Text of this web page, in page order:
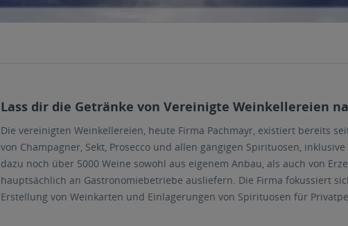
Lass dir die Getränke von Vereinigte Weinkellereien
Die vereinigten Weinkellereien, heute Firma Pachmayr, existiert bereits
von Champagner, Sekt, Prosecco und allen gängigen Spirituosen,
dazu noch über 5000 Weine sowohl aus eigenem Anbau, als auch von
hauptsächlich an Gastronomiebetriebe ausliefern. Die Firma fokussiert
Erstellung von Weinkarten und Einlagerungen von Spirituosen für